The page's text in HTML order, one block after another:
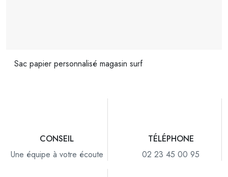
Sac papier personnalisé magasin surf
CONSEIL
Une équipe à votre écoute
TÉLÉPHONE
02 23 45 00 95